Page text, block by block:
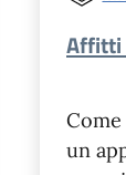
Affitti
un